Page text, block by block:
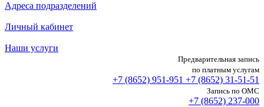
Адреса подразделений
Личный кабинет
Наши услуги
Предварительная запись
по платным услугам
+7 (8652) 951-951 +7 (8652) 31-51-51
Запись по ОМС
+7 (8652) 237-000